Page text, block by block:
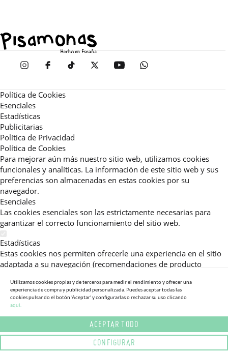
Política de Cookies
Esenciales
Estadísticas
Publicitarias
Política de Privacidad
Política de Cookies
Para mejorar aún más nuestro sitio web, utilizamos cookies
funcionales y analíticas. La información de este sitio web y sus
preferencias son almacenadas en estas cookies por su
navegador.
Esenciales
Las cookies esenciales son las estrictamente necesarias para
garantizar el correcto funcionamiento del sitio web.
Estadísticas
Estas cookies nos permiten ofrecerle una experiencia en el sitio
adaptada a su navegación (recomendaciones de producto
consultadas, etc).Al activar esta cookie, nos ayuda a mejorar aún
más su experiencia.
Publicitarias
Estas cookies permiten a nuestros socios publicitarios enviarle
mensajes específicos y personalizados.
Utilizamos cookies propias y de terceros para medir el rendimiento y ofrecer una
experiencia de compra y publicidad personalizada. Puedes aceptar todas las
cookies pulsando el botón 'Aceptar' y configurarlas o rechazar su uso clicando
aqui.
ACEPTAR TODO
CONFIGURAR